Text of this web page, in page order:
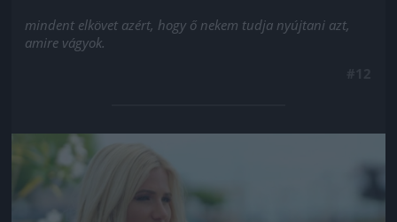
mindent elkövet azért, hogy ő nekem tudja nyújtani azt,
amire vágyok.
Jön még kép!